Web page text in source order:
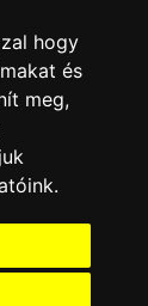
hogy
és
meg,